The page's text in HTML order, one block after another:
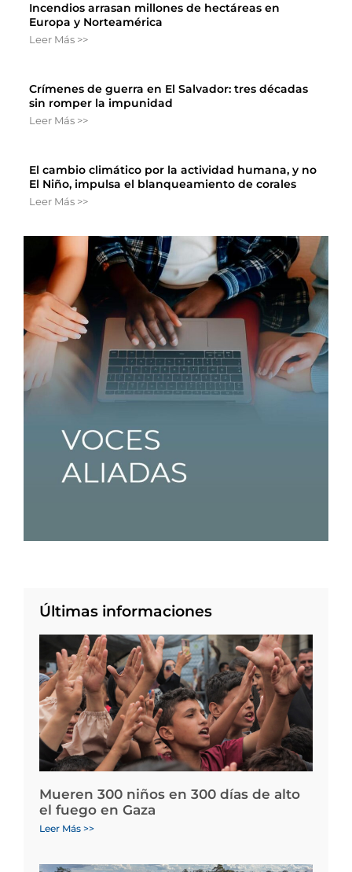
Incendios arrasan millones de hectáreas en
Europa y Norteamérica
Leer Más >>
Crímenes de guerra en El Salvador: tres décadas
sin romper la impunidad
Leer Más >>
El cambio climático por la actividad humana, y no
El Niño, impulsa el blanqueamiento de corales
Leer Más >>
Últimas informaciones
Mueren 300 niños en 300 días de alto
el fuego en Gaza
Leer Más >>